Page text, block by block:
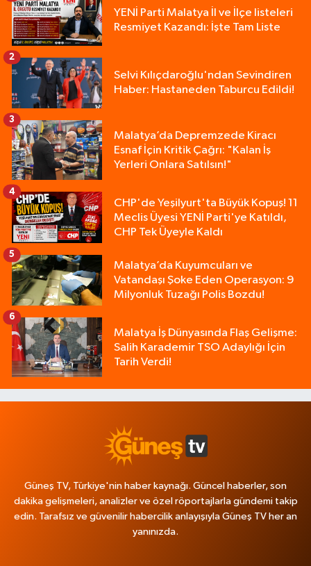
YENİ Parti Malatya İl ve İlçe listeleri
Resmiyet Kazandı: İşte Tam Liste
Selvi Kılıçdaroğlu'ndan Sevindiren
Haber: Hastaneden Taburcu Edildi!
2
Malatya’da Depremzede Kiracı
Esnaf İçin Kritik Çağrı: "Kalan İş
Yerleri Onlara Satılsın!"
3
CHP'de Yeşilyurt'ta Büyük Kopuş! 11
Meclis Üyesi YENİ Parti'ye Katıldı,
CHP Tek Üyeyle Kaldı
4
Malatya’da Kuyumcuları ve
Vatandaşı Şoke Eden Operasyon: 9
Milyonluk Tuzağı Polis Bozdu!
5
Malatya İş Dünyasında Flaş Gelişme:
Salih Karademir TSO Adaylığı İçin
Tarih Verdi!
6
Güneş TV, Türkiye'nin haber kaynağı. Güncel haberler, son
dakika gelişmeleri, analizler ve özel röportajlarla gündemi takip
edin. Tarafsız ve güvenilir habercilik anlayışıyla Güneş TV her an
yanınızda.